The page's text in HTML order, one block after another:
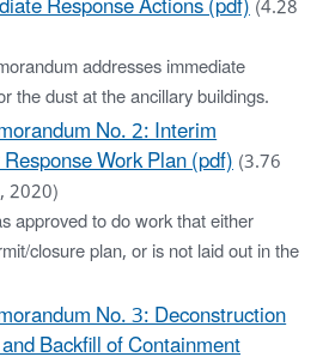
(4.28
addresses immediate
the dust at the ancillary buildings.
No. 2: Interim
Work Plan (pdf)(3.76
2020)
approved to do work that either
closure plan, or is not laid out in the
No. 3: Deconstruction
Backfill of Containment